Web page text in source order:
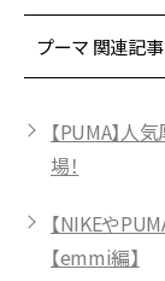
プーマ 関連記事
【PUMA】人
場！
【NIKEや
【emmi編】